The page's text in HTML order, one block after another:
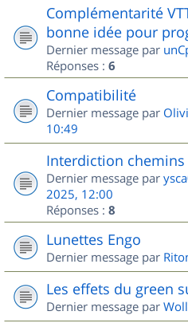
Complémentarité
bonne idée pour
Dernier message par
Réponses : 6
Compatibilité
Dernier message par
10:49
Interdiction chemins
Dernier message par
2025, 12:00
Réponses : 8
Lunettes Engo
Dernier message par
Les effets du green
Dernier message par